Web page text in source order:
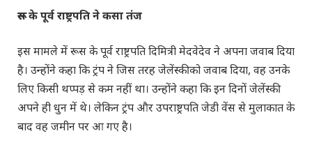
रूस के पूर्व राष्ट्रपति ने कसा तंज
इस मामले में रूस के पूर्व राष्ट्रपति दिमित्री मेदवेदेव ने अपना जवाब दिया
है। उन्होंने कहा कि ट्रंप ने जिस तरह जेलेंस्की को जवाब दिया, वह उनके
लिए किसी थप्पड़ से कम नहीं था। उन्होंने कहा कि इन दिनों जेलेंस्की
अपने ही धुन में थे। लेकिन ट्रंप और उपराष्ट्रपति जेडी वेंस से मुलाकात के
बाद वह जमीन पर आ गए है।